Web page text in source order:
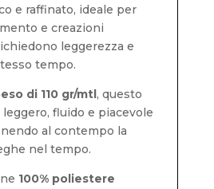
e raffinato, ideale per
e creazioni
leggerezza e
tempo.
di 110 gr/mtl , questo
fluido e piacevole
al contempo la
nel tempo.
100% poliestere